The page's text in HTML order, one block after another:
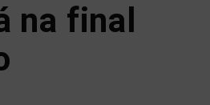
na final